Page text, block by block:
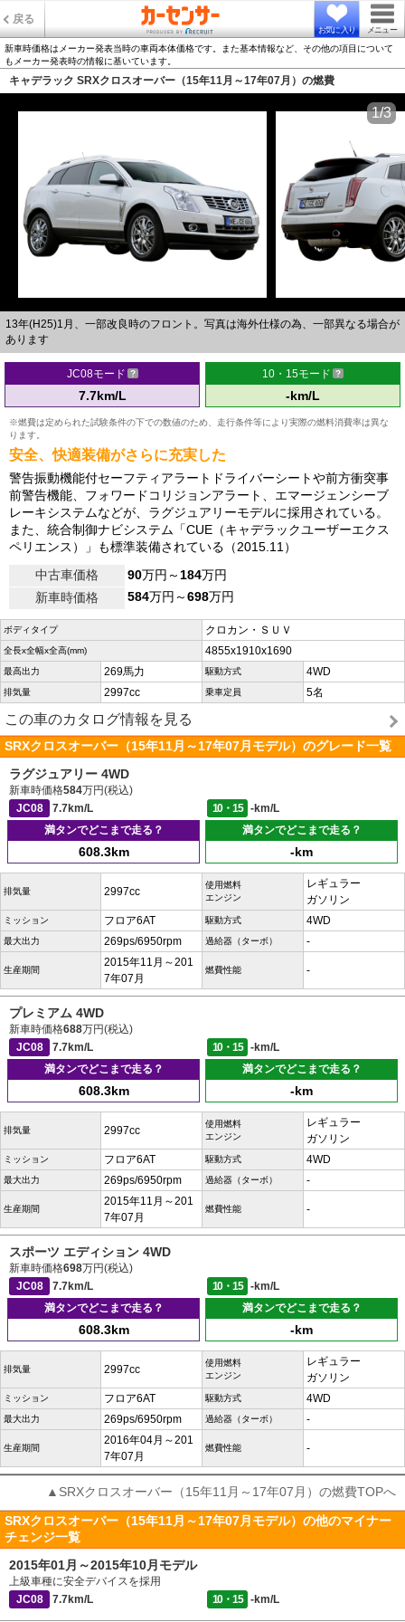
戻る
お気に入り メニュー
新車時価格はメーカー発表当時の車両本体価格です。また基本情報など、その他の項目について
もメーカー発表時の情報に基いています。
キャデラック SRXクロスオーバー（15年11月～17年07月）の燃費
13年(H25)1月、一部改良時のフロント。写真は海外仕様の為、一部異なる場合が
あります
1/3
JC08モード
7.7km/L
10・15モード
-km/L
※燃費は定められた試験条件の下での数値のため、走行条件等により実際の燃料消費率は異な
ります。
安全、快適装備がさらに充実した
警告振動機能付セーフティアラートドライバーシートや前方衝突事
前警告機能、フォワードコリジョンアラート、エマージェンシーブ
レーキシステムなどが、ラグジュアリーモデルに採用されている。
また、統合制御ナビシステム「CUE（キャデラックユーザーエクス
ペリエンス）」も標準装備されている（2015.11）
中古車価格
90万円～184万円
新車時価格
584万円～698万円
ボディタイプ クロカン・ＳＵＶ
全長x全幅x全高(mm) 4855x1910x1690
最高出力 269馬力 駆動方式 4WD
排気量 2997cc 乗車定員 5名
この車のカタログ情報を見る
SRXクロスオーバー（15年11月～17年07月モデル）のグレード一覧
ラグジュアリー 4WD
新車時価格584万円(税込)
JC08
7.7km/L 10・15
-km/L
満タンでどこまで走る？
608.3km
満タンでどこまで走る？
-km
排気量 2997cc
使用燃料
エンジン
レギュラー
ガソリン
ミッション フロア6AT 駆動方式 4WD
最大出力 269ps/6950rpm 過給器（ターボ） -
生産期間
2015年11月～201
7年07月
燃費性能 -
プレミアム 4WD
新車時価格688万円(税込)
JC08
7.7km/L 10・15
-km/L
満タンでどこまで走る？
608.3km
満タンでどこまで走る？
-km
排気量 2997cc
使用燃料
エンジン
レギュラー
ガソリン
ミッション フロア6AT 駆動方式 4WD
最大出力 269ps/6950rpm 過給器（ターボ） -
生産期間
2015年11月～201
7年07月
燃費性能 -
スポーツ エディション 4WD
新車時価格698万円(税込)
JC08
7.7km/L 10・15
-km/L
満タンでどこまで走る？
608.3km
満タンでどこまで走る？
-km
排気量 2997cc
使用燃料
エンジン
レギュラー
ガソリン
ミッション フロア6AT 駆動方式 4WD
最大出力 269ps/6950rpm 過給器（ターボ） -
生産期間
2016年04月～201
7年07月
燃費性能 -
▲SRXクロスオーバー（15年11月～17年07月）の燃費TOPへ
SRXクロスオーバー（15年11月～17年07月モデル）の他のマイナー
チェンジ一覧
2015年01月～2015年10月モデル
上級車種に安全デバイスを採用
JC08
7.7km/L 10・15 -km/L